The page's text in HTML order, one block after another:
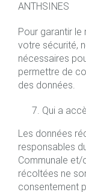
ANTHSINES
Pour garantir
votre sécurité,
nécessaires
permettre de
des données.
Qui a
Les données
responsables
Communale et/
récoltées ne
consentement